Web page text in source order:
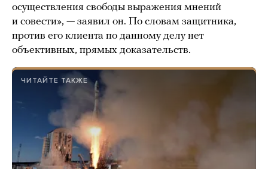
осуществления свободы выражения мнений
и совести», — заявил он. По словам защитника,
против его клиента по данному делу нет
объективных, прямых доказательств.
ЧИТАЙТЕ ТАКЖЕ